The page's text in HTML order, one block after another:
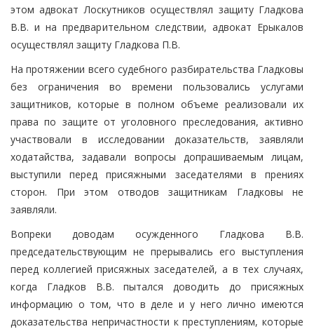
этом адвокат Лоскутников осуществлял защиту Гладкова
В.В. и на предварительном следствии, адвокат Ерыкалов
осуществлял защиту Гладкова П.В.
На протяжении всего судебного разбирательства Гладковы
без ограничения во времени пользовались услугами
защитников, которые в полном объеме реализовали их
права по защите от уголовного преследования, активно
участвовали в исследовании доказательств, заявляли
ходатайства, задавали вопросы допрашиваемым лицам,
выступили перед присяжными заседателями в прениях
сторон. При этом отводов защитникам Гладковы не
заявляли.
Вопреки доводам осужденного Гладкова В.В.
председательствующим не прерывались его выступления
перед коллегией присяжных заседателей, а в тех случаях,
когда Гладков В.В. пытался доводить до присяжных
информацию о том, что в деле и у него лично имеются
доказательства непричастности к преступлениям, которые